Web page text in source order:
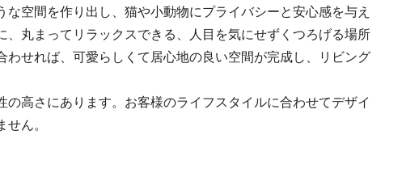
な空間を作り出し、猫や小動物にプライバシーと安心感を与え
、丸まってリラックスできる、人目を気にせずくつろげる場所
わせれば、可愛らしくて居心地の良い空間が完成し、リビング
の高さにあります。お客様のライフスタイルに合わせてデザイ
ん。